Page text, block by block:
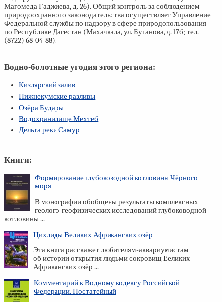
Магомеда Гаджиева, д. 26). Общий контроль за соблюдением
природоохранного законодательства осуществляет Управление
Федеральной службы по надзору в сфере природопользования
по Республике Дагестан (Махачкала, ул. Буганова, д. 17б; тел.
(8722) 68-04-88).
Водно-болотные угодия этого региона:
Кизлярский залив
Нижнекумские разливы
Озёра Будары
Водохранилище Мехтеб
Дельта реки Самур
Книги:
Формирование глубоководной котловины Чёрного
моря
В монографии обобщены результаты комплексных
геолого-геофизических исследований глубоководной
котловины ...
Цихлиды Великих Африканских озёр
Эта книга расскажет любителям-аквариумистам
об истории открытия людьми сокровищ Великих
Африканских озёр ...
Комментарий к Водному кодексу Российской
Федерации. Постатейный